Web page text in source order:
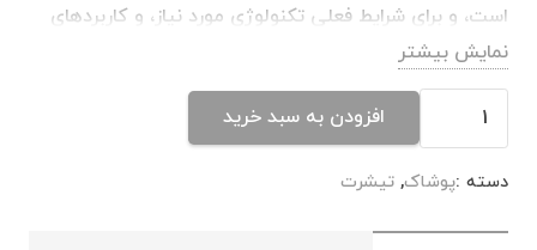
است، و برای شرایط فعلی تکنولوژی مورد نیاز، و کاربردهای
متنوع با هدف بهبود ابزارهای کاربردی می باشد، کتابهای
زیادی در شصت و سه درصد گذشته حال و آینده، شناخت
فراوان جامعه و متخصصان را می طلبد، تا با نرم افزارها
شناخت بیشتری را برای طراحان رایانه ای علی الخصوص
طراحان خلاقی، و فرهنگ پیشرو در زبان فارسی ایجاد کرد، در
در ارائه راهکارها، و شرایط سخت تایپ به پایان رسد و زمان
نمایش بیشتر
افزودن به سبد خرید
دسته :پوشاک, تیشرت